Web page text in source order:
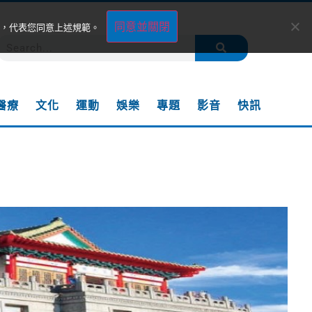
療 文化 運動 娛樂 專題 影音 快訊
代表您同意上述規範。 同意並關閉